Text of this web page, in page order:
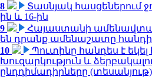
8
Տասնյակ հասցեներում
ին և 16-ին
9
Հայաստանի
են դրանք ամենաշատը
10
Պուտինը հանդես է
Խուզարկություն և
ընդդիմադիրները (տեսանյութ)